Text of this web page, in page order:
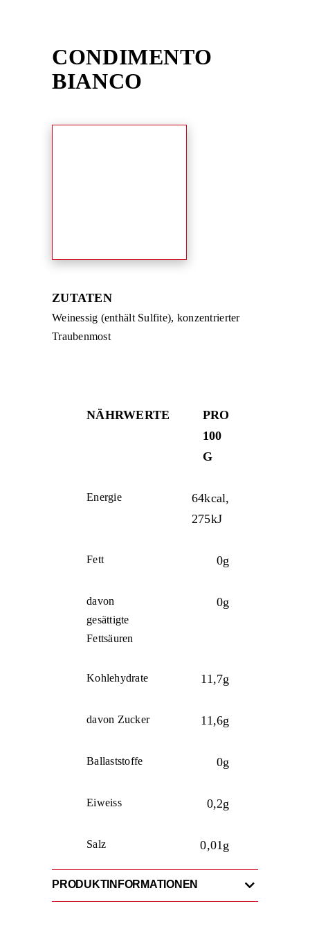
CONDIMENTO
BIANCO
ZUTATEN
Weinessig (enthält Sulfite), konzentrierter
Traubenmost
NÄHRWERTE
PRO
100
G
Energie
64kcal,
275kJ
Fett 0g
davon
gesättigte
Fettsäuren
0g
Kohlehydrate 11,7g
davon Zucker 11,6g
Ballaststoffe 0g
Eiweiss 0,2g
Salz 0,01g
PRODUKTINFORMATIONEN